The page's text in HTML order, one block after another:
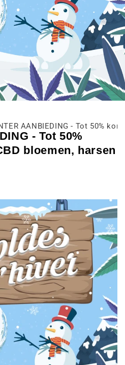
AANBIEDING - Tot 50%
- Tot 50%
bloemen, harsen